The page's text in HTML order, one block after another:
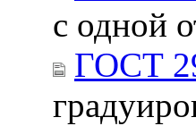
с одной
ГОСТ